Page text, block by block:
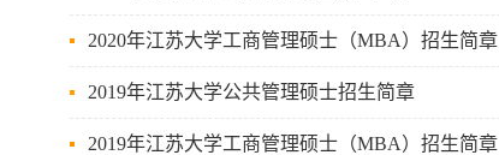
2020年江苏大学工商管理硕士（MBA）招生简章
2019年江苏大学公共管理硕士招生简章
2019年江苏大学工商管理硕士（MBA）招生简章